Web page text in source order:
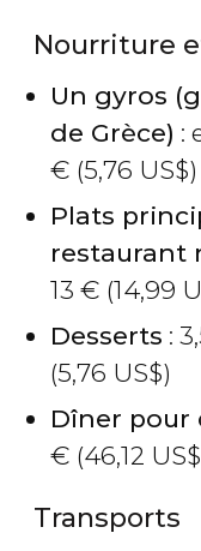
Nourriture
Un gyros
de Grèce) :
€ (5,76 US$)
Plats
restaurant
13 € (14,99
Desserts :
(5,76 US$)
Dîner pour
€ (46,12 US$
Transports